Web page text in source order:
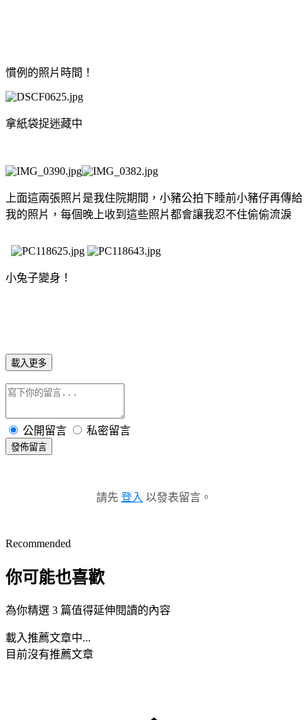
慣例的照片時間！
拿紙袋捉迷藏中
上面這兩張照片是我住院期間，小豬公拍下睡前小豬仔再傳給
我的照片，每個晚上收到這些照片都會讓我忍不住偷偷流淚
小兔子變身！
載入更多
公開留言 私密留言
發佈留言
請先 登入 以發表留言。
Recommended
你可能也喜歡
為你精選 3 篇值得延伸閱讀的內容
載入推薦文章中...
目前沒有推薦文章